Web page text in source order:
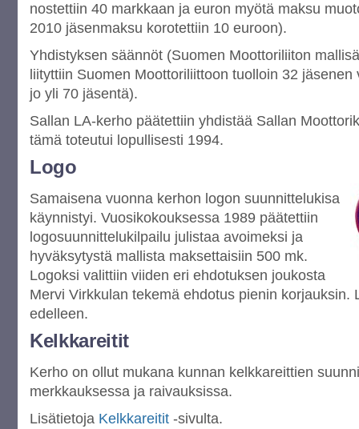
nostettiin 40 markkaan ja euron myötä maksu
2010 jäsenmaksu korotettiin 10 euroon).
Yhdistyksen säännöt (Suomen Moottoriliiton
liityttiin Suomen Moottoriliittoon tuolloin 32
jo yli 70 jäsentä).
Sallan LA-kerho päätettiin yhdistää Sallan
tämä toteutui lopullisesti 1994.
Logo
Samaisena vuonna kerhon logon suunnittelukisa
käynnistyi. Vuosikokouksessa 1989 päätettiin
logosuunnittelukilpailu julistaa avoimeksi ja
hyväksytystä mallista maksettaisiin 500 mk.
Logoksi valittiin viiden eri ehdotuksen joukosta
Mervi Virkkulan tekemä ehdotus pienin korjauksin.
edelleen.
Kelkkareitit
Kerho on ollut mukana kunnan kelkkareittien
merkkauksessa ja raivauksissa.
Lisätietoja Kelkkareitit -sivulta.